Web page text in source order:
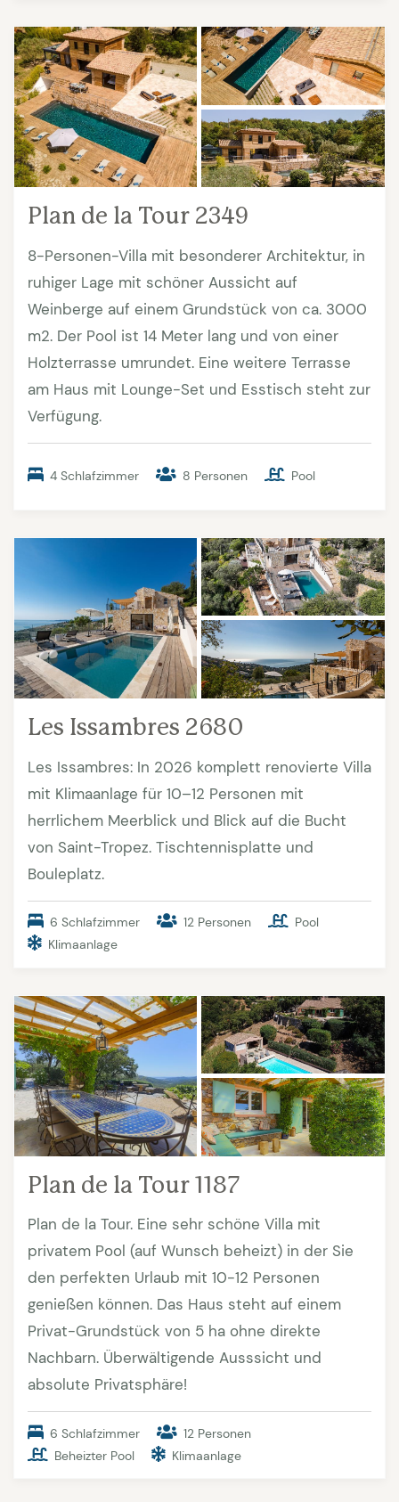
Plan de la Tour 2349
8-Personen-Villa mit besonderer Architektur, in
ruhiger Lage mit schöner Aussicht auf
Weinberge auf einem Grundstück von ca. 3000
m2. Der Pool ist 14 Meter lang und von einer
Holzterrasse umrundet. Eine weitere Terrasse
am Haus mit Lounge-Set und Esstisch steht zur
Verfügung.
4 Schlafzimmer 8 Personen Pool
Les Issambres 2680
Les Issambres: In 2026 komplett renovierte Villa
mit Klimaanlage für 10–12 Personen mit
herrlichem Meerblick und Blick auf die Bucht
von Saint-Tropez. Tischtennisplatte und
Bouleplatz.
6 Schlafzimmer 12 Personen
Pool
Klimaanlage
Plan de la Tour 1187
Plan de la Tour. Eine sehr schöne Villa mit
privatem Pool (auf Wunsch beheizt) in der Sie
den perfekten Urlaub mit 10-12 Personen
genießen können. Das Haus steht auf einem
Privat-Grundstück von 5 ha ohne direkte
Nachbarn. Überwältigende Ausssicht und
absolute Privatsphäre!
6 Schlafzimmer
12 Personen
Beheizter Pool
Klimaanlage